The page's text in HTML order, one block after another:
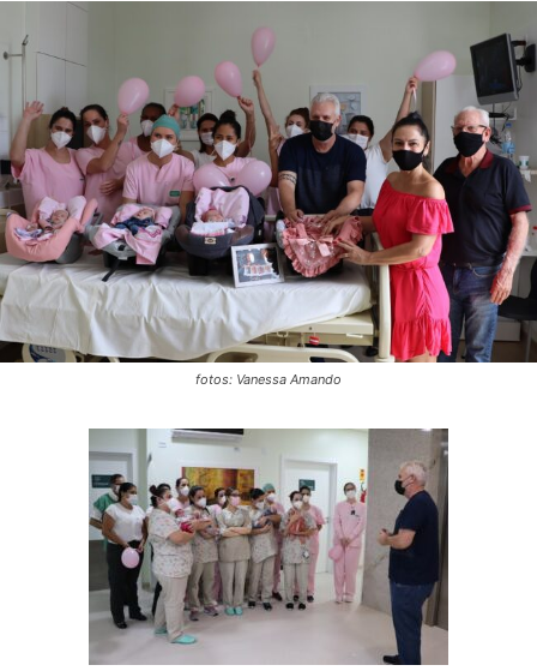
fotos: Vanessa Amando